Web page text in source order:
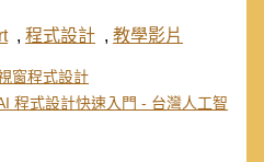
, 程式設計 , 教學影片
窗程式設計
程式設計快速入門 - 台灣人工智